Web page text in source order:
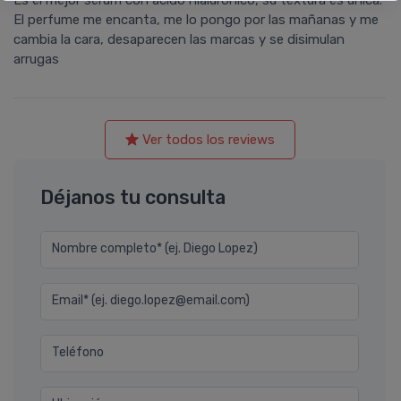
El perfume me encanta, me lo pongo por las mañanas y me
cambia la cara, desaparecen las marcas y se disimulan
arrugas
Ver todos los reviews
Déjanos tu consulta
Nombre completo* (ej. Diego Lopez)
Email* (ej. diego.lopez@email.com)
Teléfono